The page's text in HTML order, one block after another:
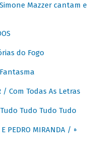
Mazzer cantam e
do Fogo
/ Com Todas As Letras
Tudo Tudo Tudo Tudo
E PEDRO MIRANDA / +